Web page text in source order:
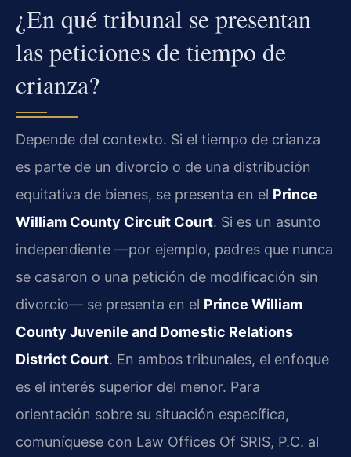
¿En qué tribunal se presentan
las peticiones de tiempo de
crianza?
Depende del contexto. Si el tiempo de crianza
es parte de un divorcio o de una distribución
equitativa de bienes, se presenta en el Prince
William County Circuit Court. Si es un asunto
independiente —por ejemplo, padres que nunca
se casaron o una petición de modificación sin
divorcio— se presenta en el Prince William
County Juvenile and Domestic Relations
District Court. En ambos tribunales, el enfoque
es el interés superior del menor. Para
orientación sobre su situación específica,
comuníquese con Law Offices Of SRIS, P.C. al